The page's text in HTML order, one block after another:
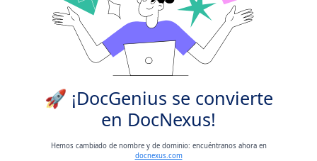
🚀 ¡DocGenius se convierte
en DocNexus!
Hemos cambiado de nombre y de dominio: encuéntranos ahora en
docnexus.com